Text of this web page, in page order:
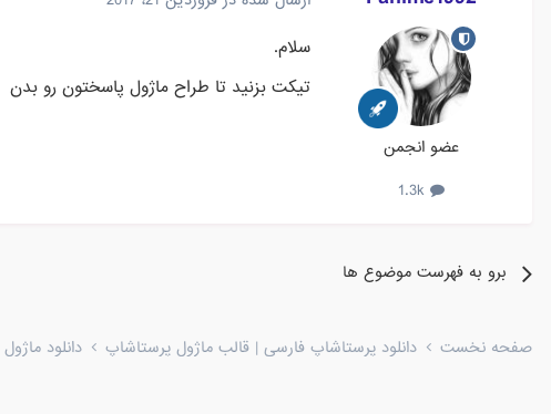
عضو انجمن
سلام.
تیکت بزنید تا طراح ماژول پاسختون رو بدن
برو به فهرست موضوع ها
صفحه نخست دانلود پرستاشاپ فارسی | قالب ماژول پرستاشاپ دانلود